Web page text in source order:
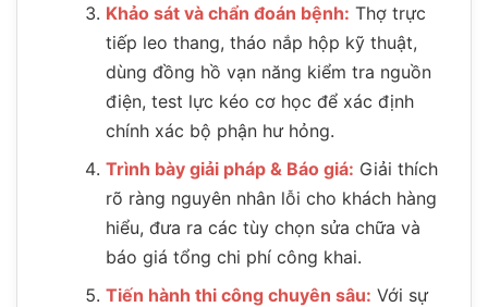
Khảo sát và chẩn đoán bệnh: Thợ trực
tiếp leo thang, tháo nắp hộp kỹ thuật,
dùng đồng hồ vạn năng kiểm tra nguồn
điện, test lực kéo cơ học để xác định
chính xác bộ phận hư hỏng.
Trình bày giải pháp & Báo giá: Giải thích
rõ ràng nguyên nhân lỗi cho khách hàng
hiểu, đưa ra các tùy chọn sửa chữa và
báo giá tổng chi phí công khai.
Tiến hành thi công chuyên sâu: Với sự